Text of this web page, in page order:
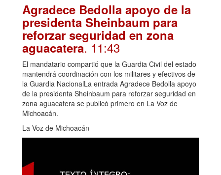
Agradece Bedolla apoyo de la
presidenta Sheinbaum para
reforzar seguridad en zona
aguacatera. 11:43
El mandatario compartió que la Guardia Civil del estado
mantendrá coordinación con los militares y efectivos de
la Guardia NacionalLa entrada Agradece Bedolla apoyo
de la presidenta Sheinbaum para reforzar seguridad en
zona aguacatera se publicó primero en La Voz de
Michoacán.
La Voz de Michoacán